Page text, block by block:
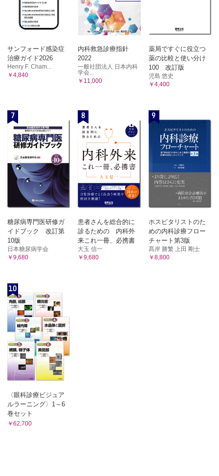
サンフォード感染症
治療ガイド2026
Henry F. Cham...
￥4,840
内科救急診療指針
2022
一般社団法人 日本内科
学会...
￥11,000
薬局ですぐに役立つ
薬の比較と使い分け
100 改訂版
児島 悠史
￥4,400
7
糖尿病専門医研修ガ
イドブック 改訂第
10版
日本糖尿病学会
￥9,680
8
患者さんを総合的に
診るための 内科外
来これ一冊、必携書
大玉 信一
￥9,680
9
ホスピタリストのた
めの内科診療フロー
チャート第3版
髙岸 勝繁 上田 剛士
￥8,800
10
〈眼科診療ビジュア
ルラーニング〉1～6
巻セット
￥62,700